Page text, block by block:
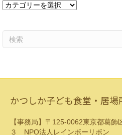
カ
かつしか子ども食堂・居
【事務局】〒125-0062東京都葛飾
３ NPO法人レインボーリボン